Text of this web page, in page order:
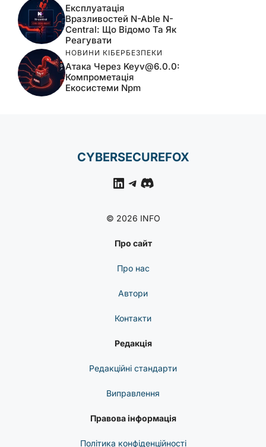
Експлуатація
Вразливостей N-Able N-
Central: Що Відомо Та Як
Реагувати
НОВИНИ КІБЕРБЕЗПЕКИ
Атака Через Keyv@6.0.0:
Компрометація
Екосистеми Npm
CYBERSECUREFOX
LinkedIn
Telegram
Discord
© 2026 INFO
Про сайт
Про нас
Автори
Контакти
Редакція
Редакційні стандарти
Виправлення
Правова інформація
Політика конфіденційності